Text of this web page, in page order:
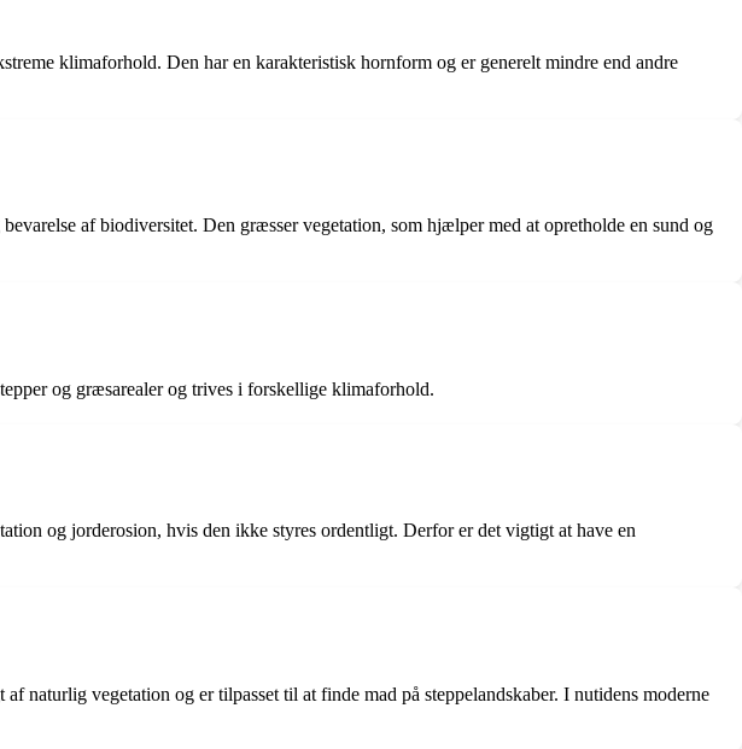
klimaforhold. Den har en karakteristisk hornform og er generelt mindre end andre
af biodiversitet. Den græsser vegetation, som hjælper med at opretholde en sund og
og græsarealer og trives i forskellige klimaforhold.
og jorderosion, hvis den ikke styres ordentligt. Derfor er det vigtigt at have en
naturlig vegetation og er tilpasset til at finde mad på steppelandskaber. I nutidens moderne